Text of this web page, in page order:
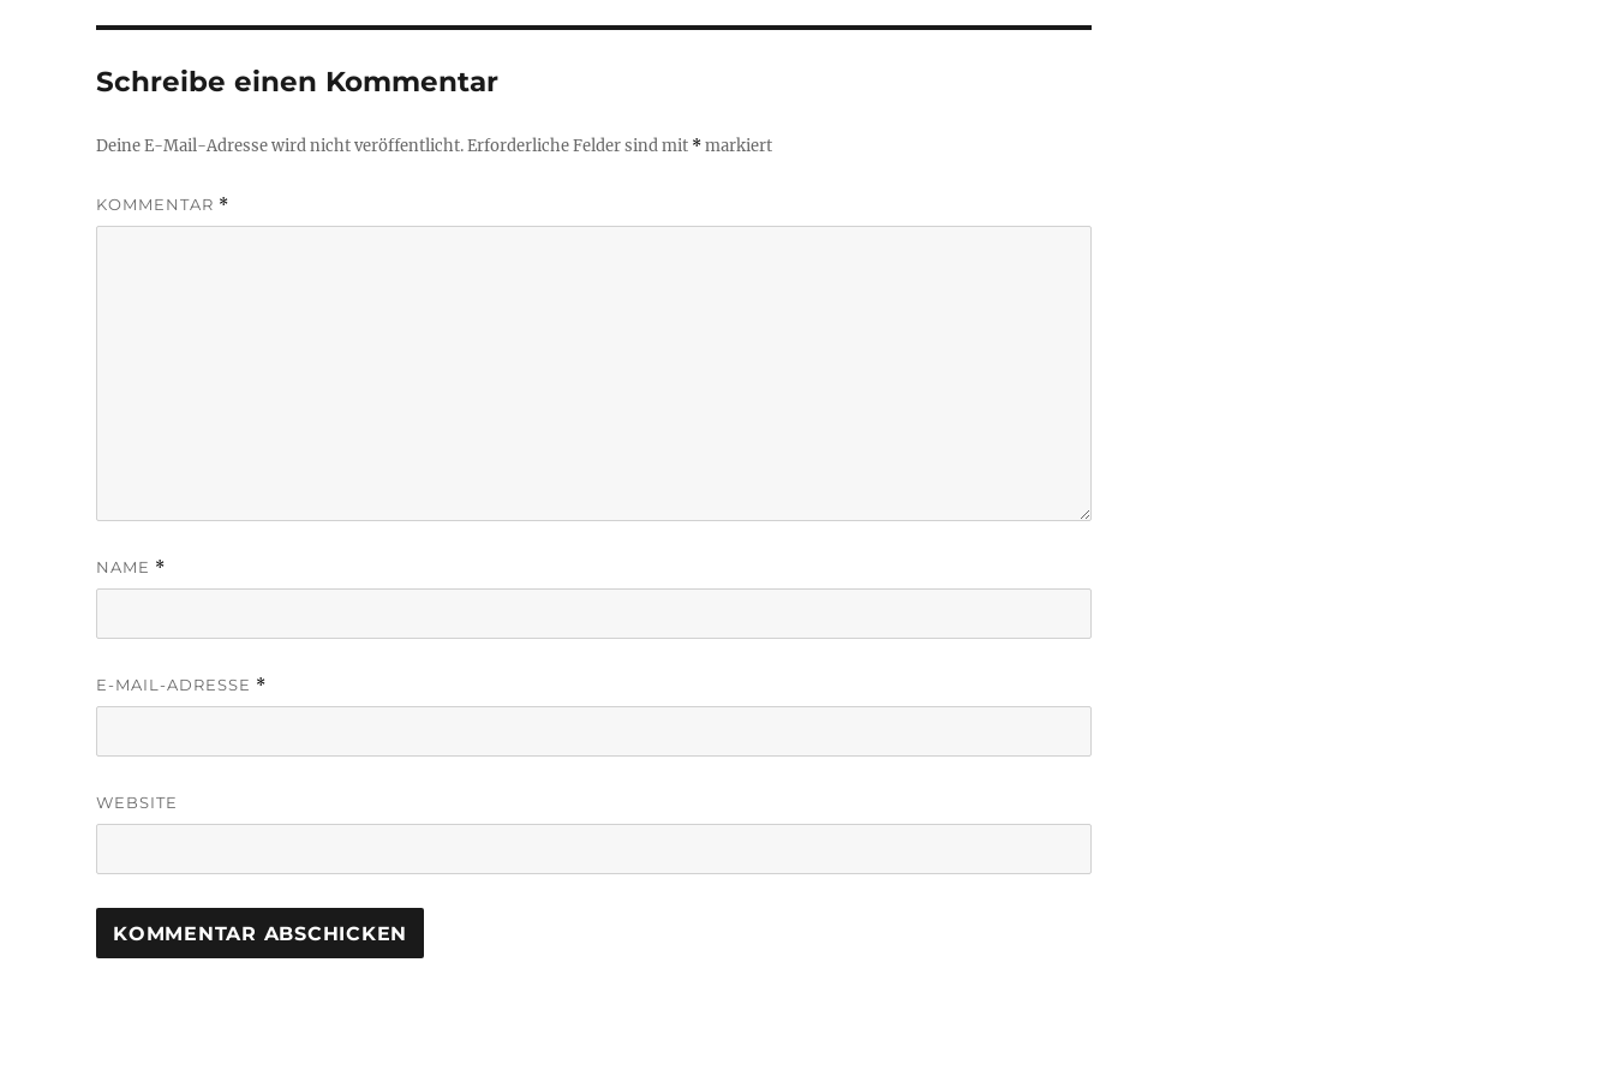
Schreibe einen Kommentar
Deine E-Mail-Adresse wird nicht veröffentlicht.Erforderliche Felder sind mit *markiert
KOMMENTAR *
NAME *
E-MAIL-ADRESSE *
WEBSITE